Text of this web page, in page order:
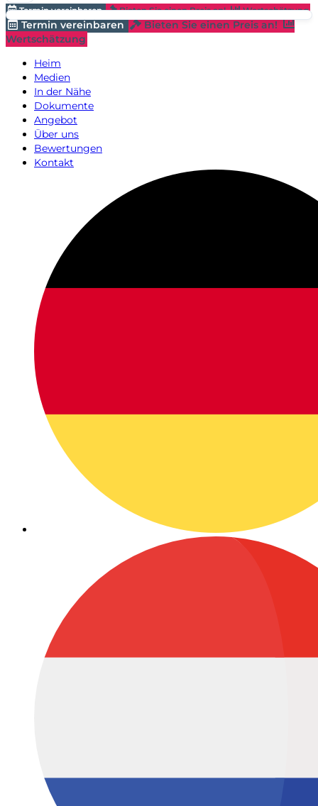
Termin vereinbaren Bieten Sie einen Preis an! Wertschätzung
Termin vereinbaren
Bieten Sie einen Preis an!
Wertschätzung
Heim
Medien
In der Nähe
Dokumente
Angebot
Über uns
Bewertungen
Kontakt